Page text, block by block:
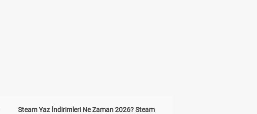
Steam Yaz İndirimleri Ne Zaman 2026? Steam